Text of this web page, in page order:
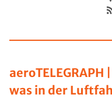
was in der